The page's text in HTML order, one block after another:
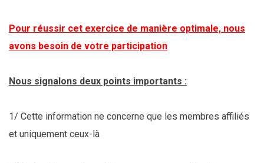
Pour réussir cet exercice de manière optimale, nous
avons besoin de votre participation
Nous signalons deux points importants :
1/ Cette information ne concerne que les membres affiliés
et uniquement ceux-là